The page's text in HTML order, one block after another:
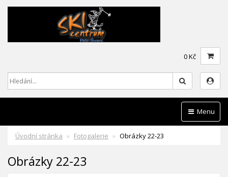
0 Kč
Menu
Úvodní stránka Fotogalerie Obrázky 22-23
Obrázky 22-23